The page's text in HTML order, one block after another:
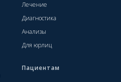
Лечение
Диагностика
Анализы
Для юрлиц
Пациентам